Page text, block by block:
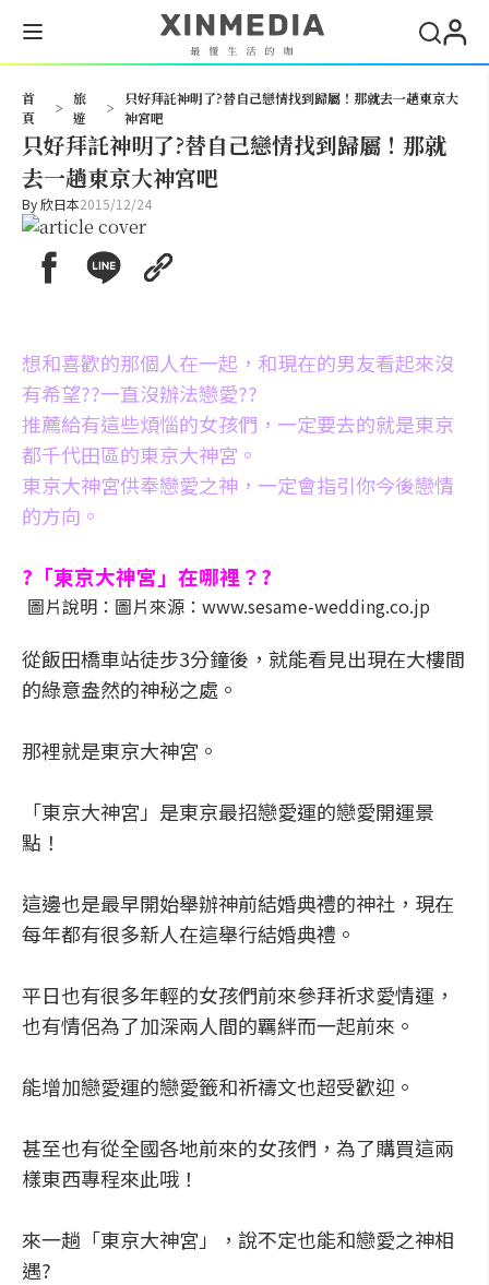
首
頁
>
旅
遊
>
只好拜託神明了?替自己戀情找到歸屬！那就去一趟東京大
神宮吧
只好拜託神明了?替自己戀情找到歸屬！那就
去一趟東京大神宮吧
By欣日本2015/12/24
想和喜歡的那個人在一起，和現在的男友看起來沒
有希望??一直沒辦法戀愛??
推薦給有這些煩惱的女孩們，一定要去的就是東京
都千代田區的東京大神宮。
東京大神宮供奉戀愛之神，一定會指引你今後戀情
的方向。
?「東京大神宮」在哪裡？?
圖片說明：圖片來源：www.sesame-wedding.co.jp
從飯田橋車站徒步3分鐘後，就能看見出現在大樓間
的綠意盎然的神秘之處。
那裡就是東京大神宮。
「東京大神宮」是東京最招戀愛運的戀愛開運景
點！
這邊也是最早開始舉辦神前結婚典禮的神社，現在
每年都有很多新人在這舉行結婚典禮。
平日也有很多年輕的女孩們前來參拜祈求愛情運，
也有情侶為了加深兩人間的羈絆而一起前來。
能增加戀愛運的戀愛籤和祈禱文也超受歡迎。
甚至也有從全國各地前來的女孩們，為了購買這兩
樣東西專程來此哦！
來一趟「東京大神宮」，說不定也能和戀愛之神相
遇?